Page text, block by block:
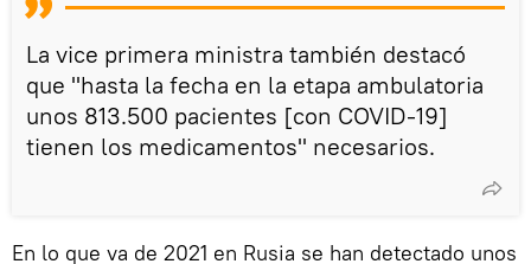
La vice primera ministra también destacó
que "hasta la fecha en la etapa ambulatoria
unos 813.500 pacientes [con COVID-19]
tienen los medicamentos" necesarios.
En lo que va de 2021 en Rusia se han detectado unos